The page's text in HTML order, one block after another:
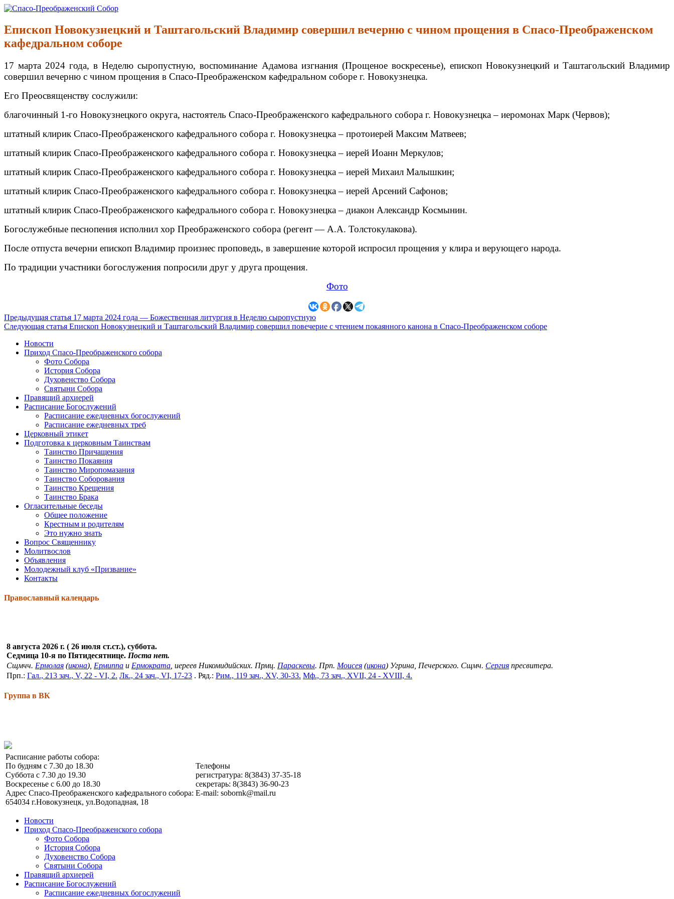
Перейти
содержимому
Спасо-Преображенский Собор
Спасо-Преображенский кафедральный Собор Новокузнецк
Епископ Новокузнецкий и Таштагольский Владимир совершил вечерню с чином прощения в Спасо-Преображенском
кафедральном соборе
17 марта 2024 года, в Неделю сыропустную, воспоминание Адамова изгнания (Прощеное воскресенье), епископ Новокузнецкий и Таштагольский Владимир
совершил вечерню с чином прощения в Спасо-Преображенском кафедральном соборе г. Новокузнецка.
Его Преосвященству сослужили:
благочинный 1-го Новокузнецкого округа, настоятель Спасо-Преображенского кафедрального собора г. Новокузнецка – иеромонах Марк (Червов);
штатный клирик Спасо-Преображенского кафедрального собора г. Новокузнецка – протоиерей Максим Матвеев;
штатный клирик Спасо-Преображенского кафедрального собора г. Новокузнецка – иерей Иоанн Меркулов;
штатный клирик Спасо-Преображенского кафедрального собора г. Новокузнецка – иерей Михаил Малышкин;
штатный клирик Спасо-Преображенского кафедрального собора г. Новокузнецка – иерей Арсений Сафонов;
штатный клирик Спасо-Преображенского кафедрального собора г. Новокузнецка – диакон Александр Космынин.
Богослужебные песнопения исполнил хор Преображенского собора (регент — А.А. Толстокулакова).
После отпуста вечерни епископ Владимир произнес проповедь, в завершение которой испросил прощения у клира и верующего народа.
По традиции участники богослужения попросили друг у друга прощения.
Фото
Продолжить
чтение
Предыдущая статья 17 марта 2024 года — Божественная литургия в Неделю сыропустную
Следующая статья Епископ Новокузнецкий и Таштагольский Владимир совершил повечерие с чтением покаянного канона в Спасо-Преображенском соборе
Новости
Приход Спасо-Преображенского собора
Фото Собора
История Собора
Духовенство Собора
Святыни Собора
Правящий архиерей
Расписание Богослужений
Расписание ежедневных богослужений
Расписание ежедневных треб
Церковный этикет
Подготовка к церковным Таинствам
Таинство Причащения
Таинство Покаяния
Таинство Миропомазания
Таинство Соборования
Таинство Крещения
Таинство Брака
Огласительные беседы
Общее положение
Крестным и родителям
Это нужно знать
Вопрос Священнику
Молитвослов
Объявления
Молодежный клуб «Призвание»
Контакты
Православный календарь
8 августа 2026 г. ( 26 июля ст.ст.), суббота.
Седмица 10-я по Пятидесятнице. Поста нет.
Сщмчч. Ермолая (икона), Ермиппа и Ермократа , иереев Никомидийских. Прмц. Параскевы. Прп. Моисея (икона) Угрина, Печерского. Сщмч. Сергия пресвитера.
Прп.: Гал., 213 зач., V, 22 - VI, 2. Лк., 24 зач., VI, 17-23 . Ряд.: Рим., 119 зач., XV, 30-33. Мф., 73 зач., XVII, 24 - XVIII, 4.
Группа в ВК
Расписание работы собора:
По будням с 7.30 до 18.30
Суббота с 7.30 до 19.30
Воскресенье с 6.00 до 18.30
Адрес Спасо-Преображенского кафедрального собора:
654034 г.Новокузнецк, ул.Водопадная, 18
Телефоны
регистратура: 8(3843) 37-35-18
секретарь: 8(3843) 36-90-23
E-mail: sobornk@mail.ru
Новости
Приход Спасо-Преображенского собора
Фото Собора
История Собора
Духовенство Собора
Святыни Собора
Правящий архиерей
Расписание Богослужений
Расписание ежедневных богослужений